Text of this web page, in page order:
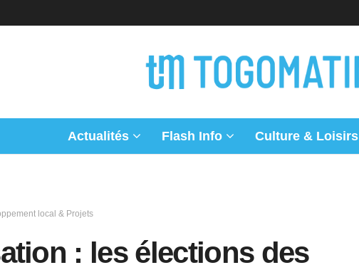
Actualités Flash Info Culture & Loisirs
local & Projets
: les élections des